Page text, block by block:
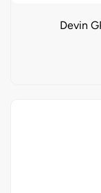
Devin